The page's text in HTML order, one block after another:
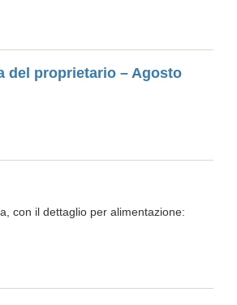
del proprietario – Agosto
con il dettaglio per alimentazione: